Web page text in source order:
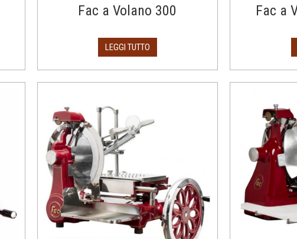
Fac a Volano 300
LEGGI TUTTO
Fac a